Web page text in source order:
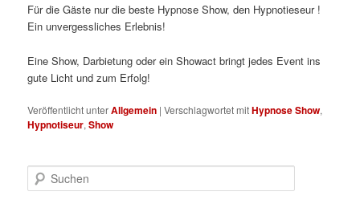
Für die Gäste nur die beste Hypnose Show, den Hypnotieseur !
Ein unvergessliches Erlebnis!
Eine Show, Darbietung oder ein Showact bringt jedes Event ins
gute Licht und zum Erfolg!
Veröffentlicht unterAllgemein |Verschlagwortet mitHypnose Show,
Hypnotiseur,Show
u